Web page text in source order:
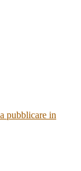
pubblicare in